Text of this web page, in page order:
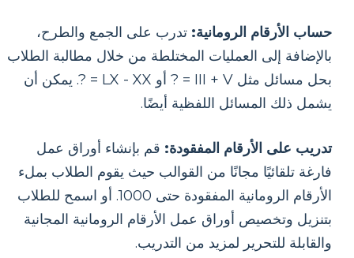
حساب الأرقام الرومانية: تدرب على الجمع والطرح،
بالإضافة إلى العمليات المختلطة من خلال مطالبة الطلاب
بحل مسائل مثل III + V = ? أو LX - XX = ?. يمكن أن
يشمل ذلك المسائل اللفظية أيضًا.
تدريب على الأرقام المفقودة: قم بإنشاء أوراق عمل
فارغة تلقائيًا مجانًا من القوالب حيث يقوم الطلاب بملء
الأرقام الرومانية المفقودة حتى 1000. أو اسمح للطلاب
بتنزيل وتخصيص أوراق عمل الأرقام الرومانية المجانية
والقابلة للتحرير لمزيد من التدريب.